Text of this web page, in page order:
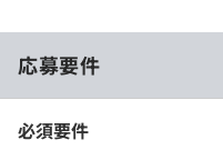
応募要件
必須要件